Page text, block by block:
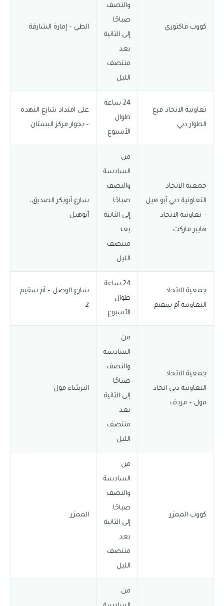
كووب فاكتوري
والنصف
صباحًا
إلى الثانية
بعد
منتصف
الليل
الطي – إمارة الشارقة
تعاونية الاتحاد فرع
الطوار دبي
24 ساعة
طوال
الأسبوع
على امتداد شارع النهدة
– بجوار مركز البستان
جمعية الاتحاد
التعاونية دبي أبو هيل
– تعاونية الاتحاد
هايبر ماركت
من
السادسة
والنصف
صباحًا
إلى الثانية
بعد
منتصف
الليل
شارع أبوبكر الصديق،
أبوهيل
جمعية الاتحاد
التعاونية أم سقيم
24 ساعة
طوال
الأسبوع
شارع الوصل – أم سقيم
2
جمعية الاتحاد
التعاونية دبي اتحاد
مول – مردف
من
السادسة
والنصف
صباحًا
إلى الثانية
بعد
منتصف
الليل
البرشاء مول
كووب الممزر
من
السادسة
والنصف
صباحًا
إلى الثانية
بعد
منتصف
الليل
الممزر
من